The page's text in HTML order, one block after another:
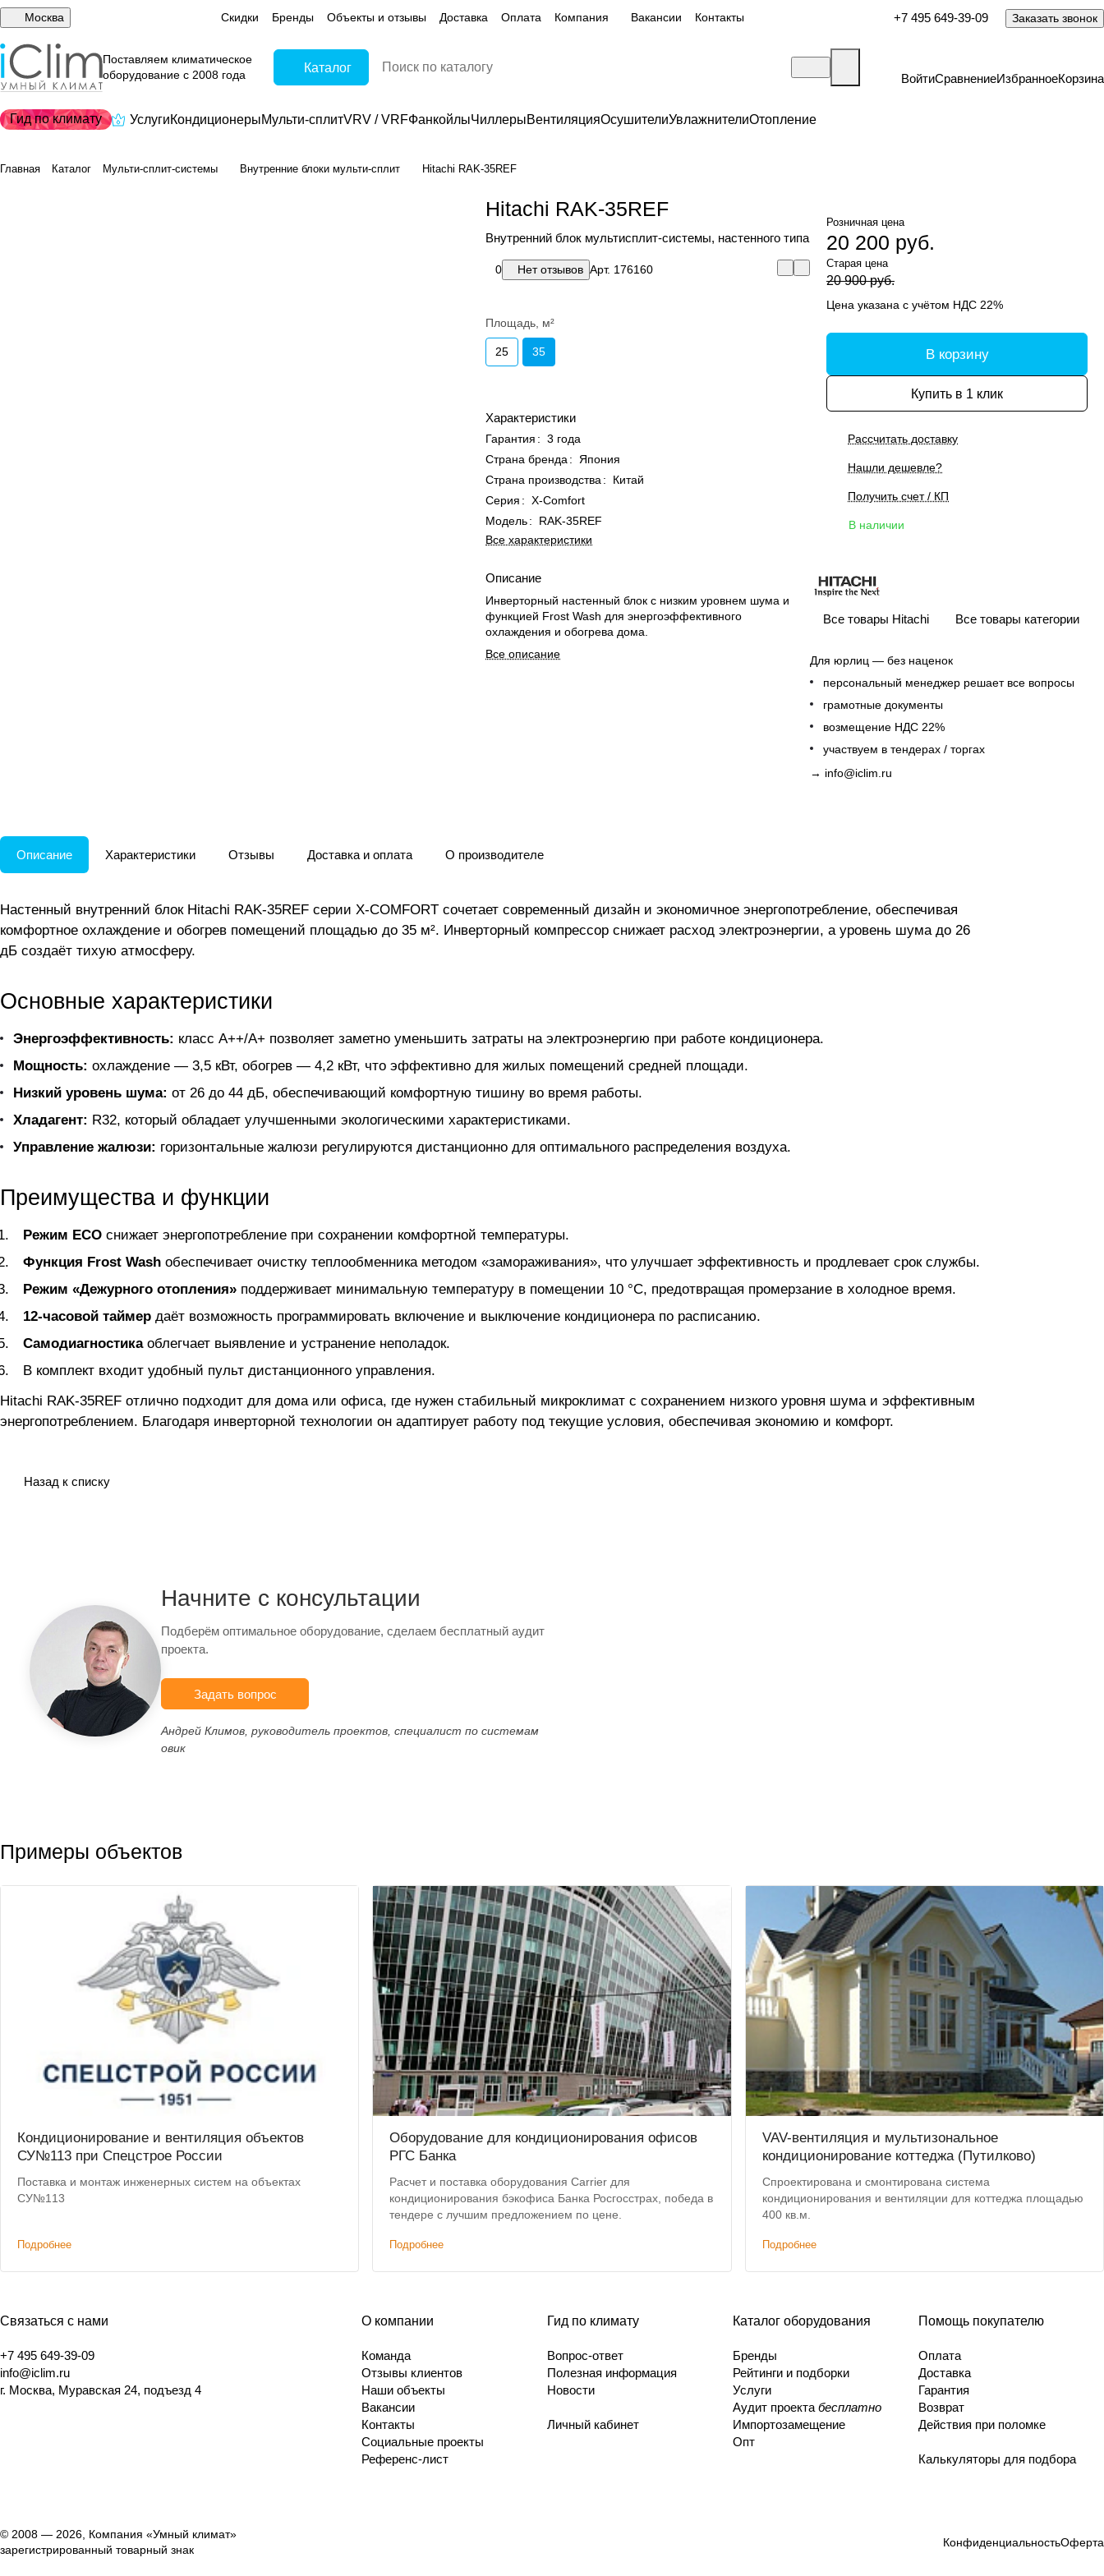
Москва Скидки Бренды Объекты и отзывы Доставка Оплата Компания Вакансии Контакты +7 495 649-39-09 Заказать звонок
Поставляем климатическое
оборудование с 2008 года
Каталог
ВойтиСравнениеИзбранноеКорзина
Гид по климату УслугиКондиционерыМульти-сплитVRV / VRFФанкойлыЧиллерыВентиляцияОсушителиУвлажнителиОтопление
Главная Каталог Мульти-сплит-системы Внутренние блоки мульти-сплит Hitachi RAK-35REF
Hitachi RAK-35REF
Внутренний блок мультисплит-системы, настенного типа
0 Нет отзывов Арт. 176160
Площадь, м²
25 35
Характеристики
Гарантия : 3 года
Страна бренда :
Япония
Страна производства :
Китай
Серия : X-Comfort
Модель:
RAK-35REF
Все характеристики
Описание
Инверторный настенный блок с низким уровнем шума и
функцией Frost Wash для энергоэффективного
охлаждения и обогрева дома.
Все описание
Розничная цена
20 200 руб.
Старая цена
20 900 руб.
Цена указана с учётом НДС 22%
В корзину
Купить в 1 клик
Рассчитать доставку
Нашли дешевле?
Получить счет / КП
В наличии
Все товары Hitachi Все товары категории
Для юрлиц — без наценок
персональный менеджер решает все вопросы
грамотные документы
возмещение НДС 22%
участвуем в тендерах / торгах
→ info@iclim.ru
Описание Характеристики Отзывы Доставка и оплата О производителе
Настенный внутренний блок Hitachi RAK-35REF серии X-COMFORT сочетает современный дизайн и экономичное энергопотребление, обеспечивая
комфортное охлаждение и обогрев помещений площадью до 35 м². Инверторный компрессор снижает расход электроэнергии, а уровень шума до 26
дБ создаёт тихую атмосферу.
Основные характеристики
Энергоэффективность: класс A++/A+ позволяет заметно уменьшить затраты на электроэнергию при работе кондиционера.
Мощность: охлаждение — 3,5 кВт, обогрев — 4,2 кВт, что эффективно для жилых помещений средней площади.
Низкий уровень шума: от 26 до 44 дБ, обеспечивающий комфортную тишину во время работы.
Хладагент: R32, который обладает улучшенными экологическими характеристиками.
Управление жалюзи: горизонтальные жалюзи регулируются дистанционно для оптимального распределения воздуха.
Преимущества и функции
Режим ECO снижает энергопотребление при сохранении комфортной температуры.
Функция Frost Wash обеспечивает очистку теплообменника методом «замораживания», что улучшает эффективность и продлевает срок службы.
Режим «Дежурного отопления» поддерживает минимальную температуру в помещении 10 °C, предотвращая промерзание в холодное время.
12-часовой таймер даёт возможность программировать включение и выключение кондиционера по расписанию.
Самодиагностикаоблегчает выявление и устранение неполадок.
В комплект входит удобный пульт дистанционного управления.
Hitachi RAK-35REF отлично подходит для дома или офиса, где нужен стабильный микроклимат с сохранением низкого уровня шума и эффективным
энергопотреблением. Благодаря инверторной технологии он адаптирует работу под текущие условия, обеспечивая экономию и комфорт.
Назад к списку
Начните с консультации
Подберём оптимальное оборудование, сделаем бесплатный аудит
проекта.
Задать вопрос
Андрей Климов, руководитель проектов, специалист по системам
овик
Примеры объектов
Кондиционирование и вентиляция объектов
СУ№113 при Спецстрое России
Поставка и монтаж инженерных систем на объектах
СУ№113
Подробнее
Оборудование для кондиционирования офисов
РГС Банка
Расчет и поставка оборудования Carrier для
кондиционирования бэкофиса Банка Росгосстрах, победа в
тендере с лучшим предложением по цене.
Подробнее
VAV-вентиляция и мультизональное
кондиционирование коттеджа (Путилково)
Спроектирована и смонтирована система
кондиционирования и вентиляции для коттеджа площадью
400 кв.м.
Подробнее
Связаться с нами
+7 495 649-39-09
info@iclim.ru
г. Москва, Муравская 24, подъезд 4
О компании
Команда
Отзывы клиентов
Наши объекты
Вакансии
Контакты
Социальные проекты
Референс-лист
Гид по климату
Вопрос-ответ
Полезная информация
Новости
Личный кабинет
Каталог оборудования
Бренды
Рейтинги и подборки
Услуги
Аудит проекта бесплатно
Импортозамещение
Опт
Помощь покупателю
Оплата
Доставка
Гарантия
Возврат
Действия при поломке
Калькуляторы для подбора
© 2008 — 2026, Компания «Умный климат»
зарегистрированный товарный знак
КонфиденциальностьОферта